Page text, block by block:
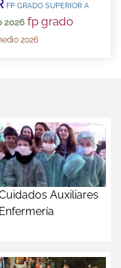
FP GRADO SUPERIOR A
2026 fp grado
2026
Auxiliares